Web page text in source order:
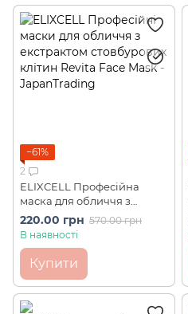
−61%
2
ELIXCELL Професійна
маска для обличчя з
екстрактом стовбурових
клітин Revita Face Mask (1
220.00 грн 570.00 грн
В наявності
Купити